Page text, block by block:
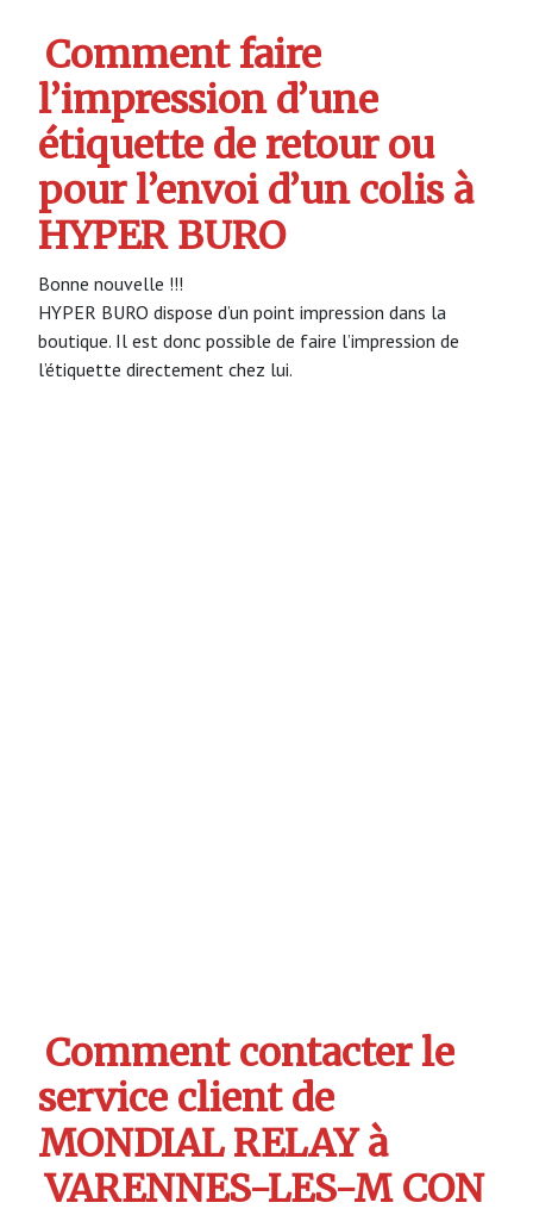
Comment faire
l’impression d’une
étiquette de retour ou
pour l’envoi d’un colis à
HYPER BURO
Bonne nouvelle !!!
HYPER BURO dispose d’un point impression dans la
boutique. Il est donc possible de faire l’impression de
l’étiquette directement chez lui.
Comment contacter le
service client de
MONDIAL RELAY à
VARENNES-LES-M CON